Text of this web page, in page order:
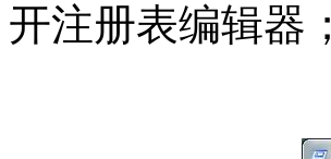
开注册表编辑器；